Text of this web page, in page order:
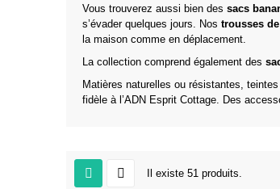
Vous trouverez aussi bien des sacs
s’évader quelques jours. Nos trousses
la maison comme en déplacement.
La collection comprend également des
Matières naturelles ou résistantes,
fidèle à l’ADN Esprit Cottage. Des
Il existe 51 produits.